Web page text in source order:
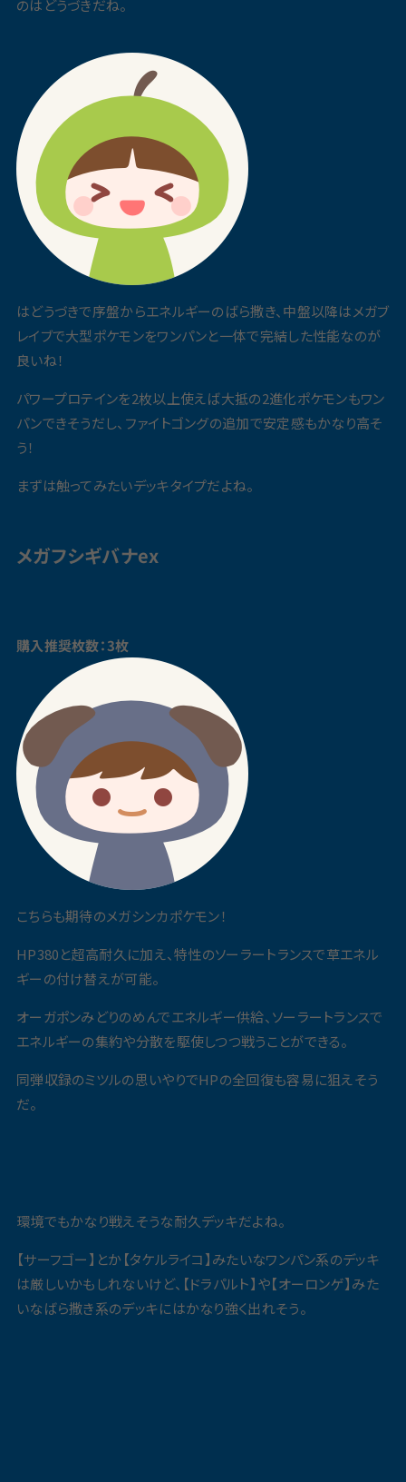
のはどうづきだね。
はどうづきで序盤からエネルギーのばら撒き、中盤以降はメガブ
レイブで大型ポケモンをワンパンと一体で完結した性能なのが
良いね！
パワープロテインを2枚以上使えば大抵の2進化ポケモンもワン
パンできそうだし、ファイトゴングの追加で安定感もかなり高そ
う！
まずは触ってみたいデッキタイプだよね。
メガフシギバナex
購入推奨枚数：3枚
こちらも期待のメガシンカポケモン！
HP380と超高耐久に加え、特性のソーラートランスで草エネル
ギーの付け替えが可能。
オーガポンみどりのめんでエネルギー供給、ソーラートランスで
エネルギーの集約や分散を駆使しつつ戦うことができる。
同弾収録のミツルの思いやりでHPの全回復も容易に狙えそう
だ。
環境でもかなり戦えそうな耐久デッキだよね。
【サーフゴー】とか【タケルライコ】みたいなワンパン系のデッキ
は厳しいかもしれないけど、【ドラパルト】や【オーロンゲ】みた
いなばら撒き系のデッキにはかなり強く出れそう。